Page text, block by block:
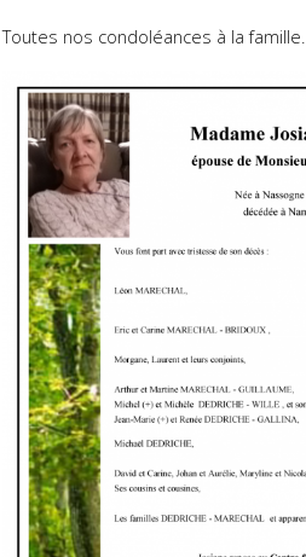
Toutes nos condoléances à la famille.